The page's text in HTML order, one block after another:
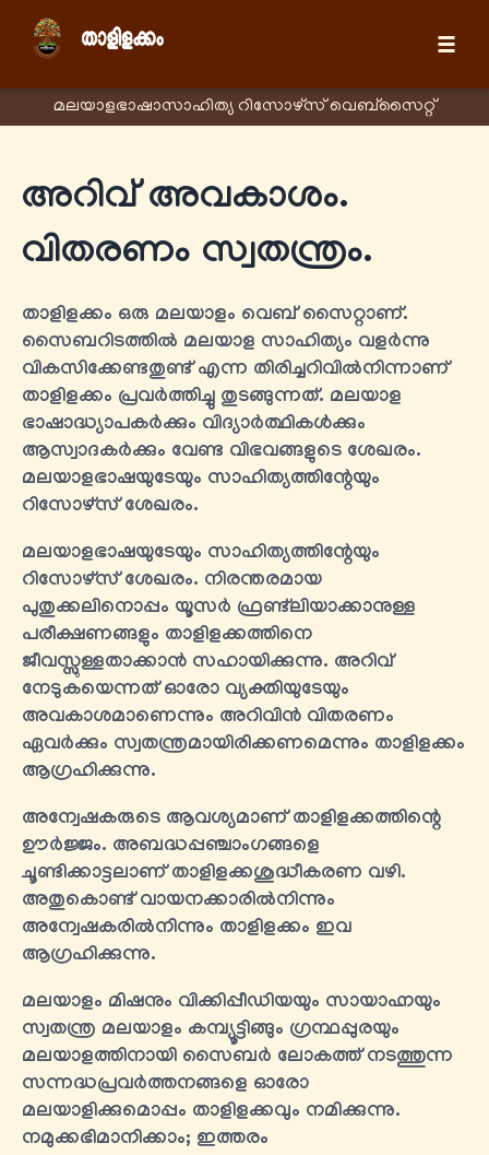
☰
മലയാളഭാഷാസാഹിത്യ റിസോഴ്സ് വെബ്സൈറ്റ്
അറിവ് അവകാശം.
വിതരണം സ്വതന്ത്രം.
താളിളക്കം ഒരു മലയാളം വെബ് സൈറ്റാണ്.
സൈബറിടത്തിൽ മലയാള സാഹിത്യം വളർന്നു
വികസിക്കേണ്ടതുണ്ട് എന്ന തിരിച്ചറിവിൽനിന്നാണ്
താളിളക്കം പ്രവർത്തിച്ചു തുടങ്ങുന്നത്. മലയാള
ഭാഷാദ്ധ്യാപകർക്കും വിദ്യാർത്ഥികൾക്കും
ആസ്വാദകർക്കും വേണ്ട വിഭവങ്ങളുടെ ശേഖരം.
മലയാളഭാഷയുടേയും സാഹിത്യത്തിന്റേയും
റിസോഴ്സ് ശേഖരം.
മലയാളഭാഷയുടേയും സാഹിത്യത്തിന്റേയും
റിസോഴ്സ് ശേഖരം. നിരന്തരമായ
പുതുക്കലിനൊപ്പം യൂസർ ഫ്രണ്ട്‍ലിയാക്കാനുള്ള
പരീക്ഷണങ്ങളും താളിളക്കത്തിനെ
ജീവസ്സുള്ളതാക്കാൻ സഹായിക്കുന്നു. അറിവ്
നേടുകയെന്നത് ഓരോ വ്യക്തിയുടേയും
അവകാശമാണെന്നും അറിവിൻ വിതരണം
ഏവർക്കും സ്വതന്ത്രമായിരിക്കണമെന്നും താളിളക്കം
ആഗ്രഹിക്കുന്നു.
അന്വേഷകരുടെ ആവശ്യമാണ് താളിളക്കത്തിന്റെ
ഊർജ്ജം. അബദ്ധപ്പഞ്ചാംഗങ്ങളെ
ചൂണ്ടിക്കാട്ടലാണ് താളിളക്കശുദ്ധീകരണ വഴി.
അതുകൊണ്ട് വായനക്കാരിൽനിന്നും
അന്വേഷകരിൽനിന്നും താളിളക്കം ഇവ
ആഗ്രഹിക്കുന്നു.
മലയാളം മിഷനും വിക്കിപ്പീഡിയയും സായാഹ്നയും
സ്വതന്ത്ര മലയാളം കമ്പ്യൂട്ടിങ്ങും ഗ്രന്ഥപ്പുരയും
മലയാളത്തിനായി സൈബർ ലോകത്ത് നടത്തുന്ന
സന്നദ്ധപ്രവർത്തനങ്ങളെ ഓരോ
മലയാളിക്കുമൊപ്പം താളിളക്കവും നമിക്കുന്നു.
നമുക്കഭിമാനിക്കാം; ഇത്തരം